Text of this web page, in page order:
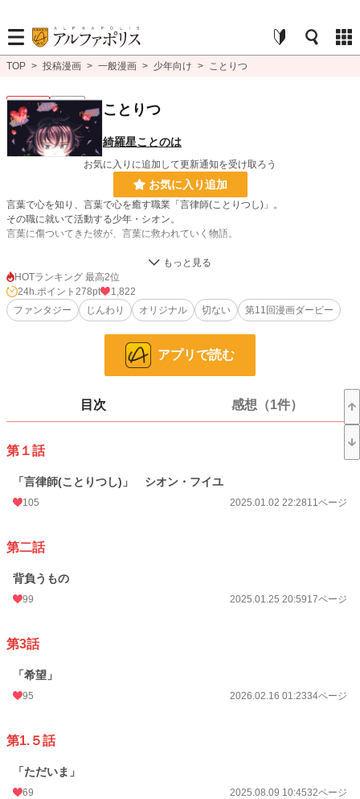
TOP > 投稿漫画 > 一般漫画 > 少年向け > ことりつ
少年向け 連載中 ことりつ
綺羅星ことのは
お気に入りに追加して更新通知を受け取ろう
お気に入り追加
言葉で心を知り、言葉で心を癒す職業「言律師(ことりつし)」。
その職に就いて活動する少年・シオン。
言葉に傷ついてきた彼が、言葉に救われていく物語。
少年向け 4 位 / 2,488 件
お気に入り
2026.08.08 21:18
累計ポイント
HOTランキング 最高2位
24h.ポイント 278pt
1,822
ファンタジー
じんわり オリジナル 切ない 第11回漫画ダービー
アプリで読む
目次 感想（1件）
第１話
「言律師(ことりつし)」 シオン・フイユ
105 2025.01.02 22:2811ページ
第二話
背負うもの
99 2025.01.25 20:5917ページ
第3話
「希望」
95 2026.02.16 01:2334ページ
第1.５話
「ただいま」
69 2025.08.09 10:4532ページ